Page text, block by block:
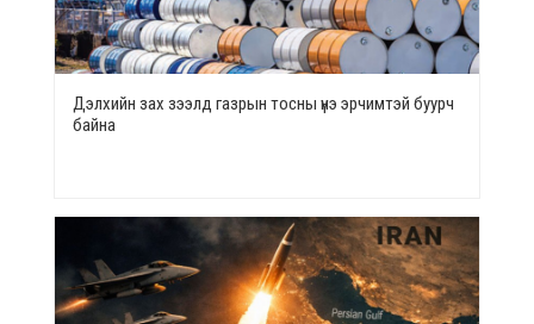
Дэлхийн зах зээлд газрын тосны үнэ эрчимтэй буурч
байна